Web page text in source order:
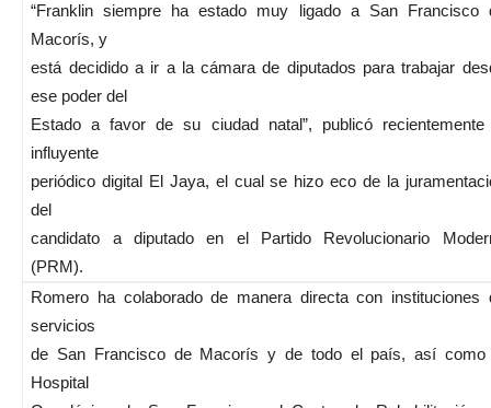
“Franklin siempre ha estado muy ligado a San Francisco
Macorís, y
está decidido a ir a la cámara de diputados para trabajar
ese poder del
Estado a favor de su ciudad natal”, publicó recientemente
influyente
periódico digital El Jaya, el cual se hizo eco de la
del
candidato a diputado en el Partido Revolucionario
(PRM).
Romero ha colaborado de manera directa con instituciones
servicios
de San Francisco de Macorís y de todo el país, así como
Hospital